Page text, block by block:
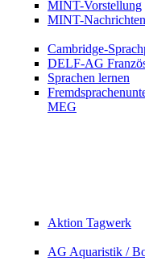
MINT-Vorstellung
MINT-Nachrichten
Cambridge-
DELF-AG
Sprachen lernen
MEG
Aktion Tagwerk
AG Aquaristik /